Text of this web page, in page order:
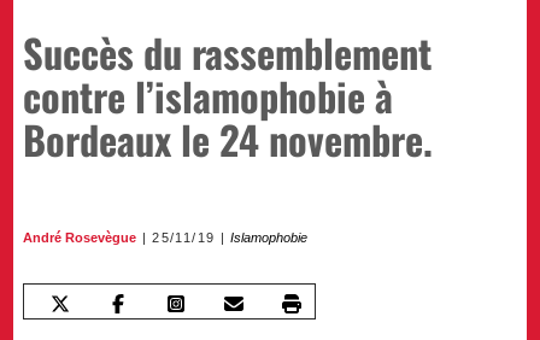
Succès du rassemblement
contre l’islamophobie à
Bordeaux le 24 novembre.
André Rosevègue 25/11/19 Islamophobie